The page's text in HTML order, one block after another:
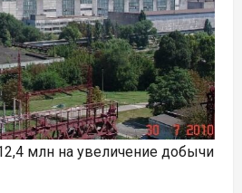
млн на увеличение добычи